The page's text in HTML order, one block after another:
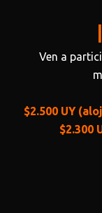
Ven a
$2.500 UY
$2.300